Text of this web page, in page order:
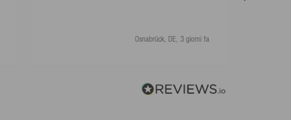
Osnabrück, DE, 3 giorni fa